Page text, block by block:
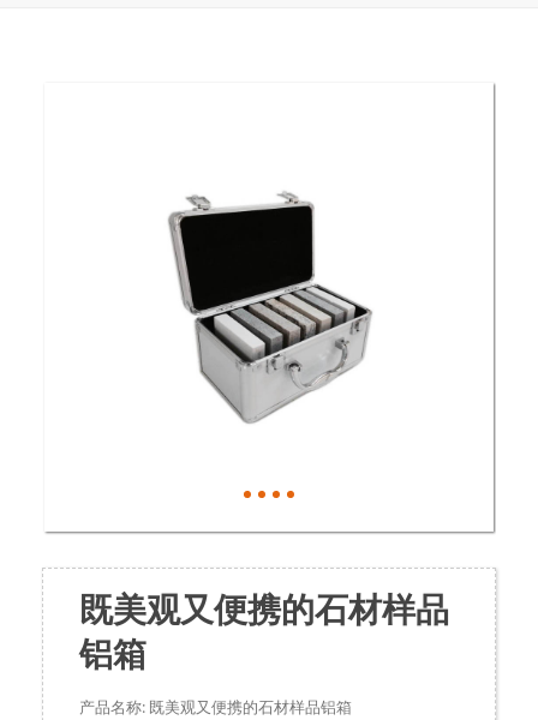
既美观又便携的石材样品
铝箱
产品名称: 既美观又便携的石材样品铝箱